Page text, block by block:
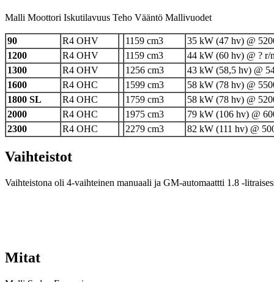
Malli Moottori Iskutilavuus Teho Vääntö Mallivuodet
90 R4 OHV 1159 cm3 35 kW (47 hv) @
1200
R4 OHV 1159 cm3 44 kW (60 hv) @ ? r/
1300
R4 OHV 1256 cm3 43 kW (58,5 hv) @
1600
R4 OHC 1599 cm3 58 kW (78 hv) @
1800 SL
R4 OHC 1759 cm3 58 kW (78 hv) @
2000
R4 OHC 1975 cm3 79 kW (106 hv) @
2300
R4 OHC 2279 cm3 82 kW (111 hv) @
Vaihteistot
Vaihteistona oli 4-vaihteinen manuaali ja GM-automaattti 1.8 -
Mitat